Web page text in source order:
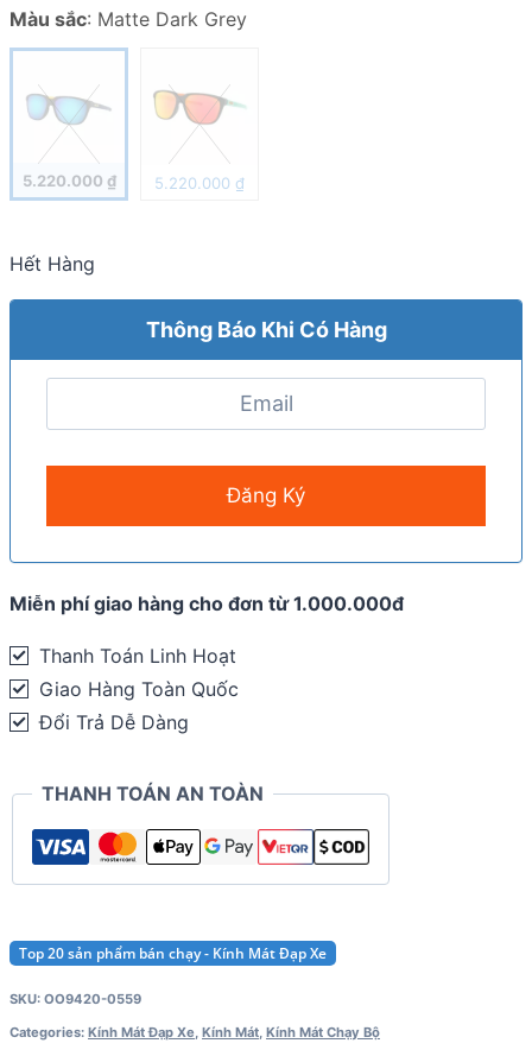
Màu sắc: Matte Dark Grey
5.220.000 ₫ 5.220.000 ₫
Hết Hàng
Thông Báo Khi Có Hàng
Miễn phí giao hàng cho đơn từ 1.000.000đ
Thanh Toán Linh Hoạt
Giao Hàng Toàn Quốc
Đổi Trả Dễ Dàng
THANH TOÁN AN TOÀN
Top 20 sản phẩm bán chạy - Kính Mát Đạp Xe
SKU: OO9420-0559
Categories: Kính Mát Đạp Xe, Kính Mát, Kính Mát Chạy Bộ